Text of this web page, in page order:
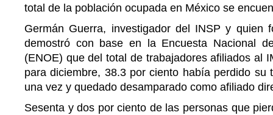
total de la población ocupada en México se
Germán Guerra, investigador del INSP y quien
demostró con base en la Encuesta Nacional
(ENOE) que del total de trabajadores afiliados al
para diciembre, 38.3 por ciento había perdido su
una vez y quedado desamparado como afiliado
Sesenta y dos por ciento de las personas que